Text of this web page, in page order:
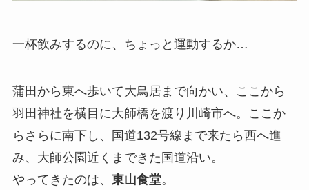
一杯飲みするのに、ちょっと運動するか…
蒲田から東へ歩いて大鳥居まで向かい、ここから
羽田神社を横目に大師橋を渡り川崎市へ。ここか
らさらに南下し、国道132号線まで来たら西へ進
み、大師公園近くまできた国道沿い。
やってきたのは、 東山食堂。